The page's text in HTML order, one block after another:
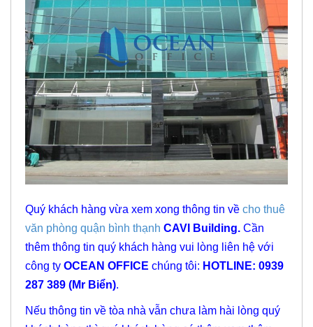
Quý khách hàng vừa xem xong thông tin về cho thuê
văn phòng quận bình thạnh CAVI Building. Cần
thêm thông tin quý khách hàng vui lòng liên hệ với
công ty OCEAN OFFICE chúng tôi: HOTLINE: 0939
287 389 (Mr Biển).
Nếu thông tin về tòa nhà vẫn chưa làm hài lòng quý